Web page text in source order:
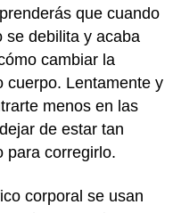
que cuando
se debilita y acaba
cambiar la
cuerpo. Lentamente y
menos en las
de estar tan
para corregirlo.
corporal se usan